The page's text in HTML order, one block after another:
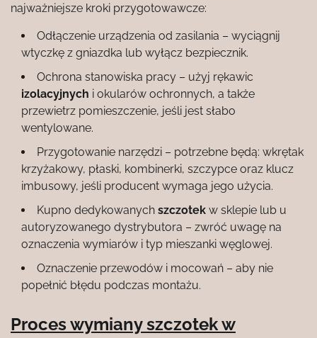
najważniejsze kroki przygotowawcze:
Odłączenie urządzenia od zasilania – wyciągnij
wtyczkę z gniazdka lub wyłącz bezpiecznik.
Ochrona stanowiska pracy – użyj rękawic
izolacyjnych i okularów ochronnych, a także
przewietrz pomieszczenie, jeśli jest słabo
wentylowane.
Przygotowanie narzędzi – potrzebne będą: wkrętak
krzyżakowy, płaski, kombinerki, szczypce oraz klucz
imbusowy, jeśli producent wymaga jego użycia.
Kupno dedykowanych szczotek w sklepie lub u
autoryzowanego dystrybutora – zwróć uwagę na
oznaczenia wymiarów i typ mieszanki węglowej.
Oznaczenie przewodów i mocowań – aby nie
popełnić błędu podczas montażu.
Proces wymiany szczotek w